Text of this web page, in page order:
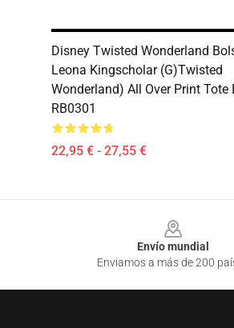
Disney Twisted Wonderland
Leona Kingscholar (G)Twisted
Wonderland) All Over Print Tote
RB0301
22,95 € - 27,55 €
Envío mundial
Enviamos a más de 200